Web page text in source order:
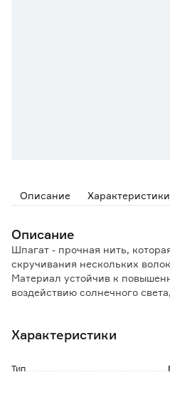
Описание Характеристики
Описание
Шпагат - прочная нить,
скручивания нескольких
Материал устойчив к
воздействию солнечного
Предназначен для
Характеристики
Тип